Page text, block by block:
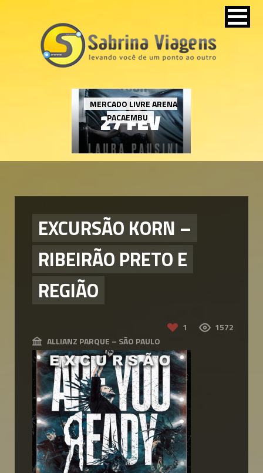
27 FEV
MERCADO LIVRE ARENA
PACAEMBU
EXCURSÃO KORN –
RIBEIRÃO PRETO E
REGIÃO
1
1572
ALLIANZ PARQUE – SÃO PAULO